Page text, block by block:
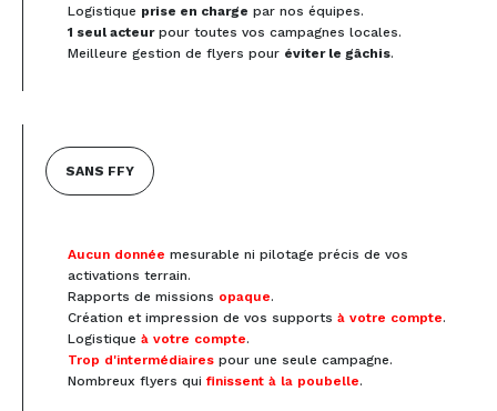
Logistique prise en charge par nos équipes.
1 seul acteurpour toutes vos campagnes locales.
Meilleure gestion de flyers pour éviter le gâchis.
SANS FFY
Aucun donnée mesurable ni pilotage précis de vos
activations terrain.
Rapports de missions opaque.
Création et impression de vos supports à votre compte.
Logistique à votre compte.
Trop d'intermédiaires pour une seule campagne.
Nombreux flyers qui finissent à la poubelle.